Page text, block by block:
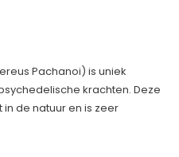
Pachanoi) is uniek
krachten. Deze
de natuur en is zeer